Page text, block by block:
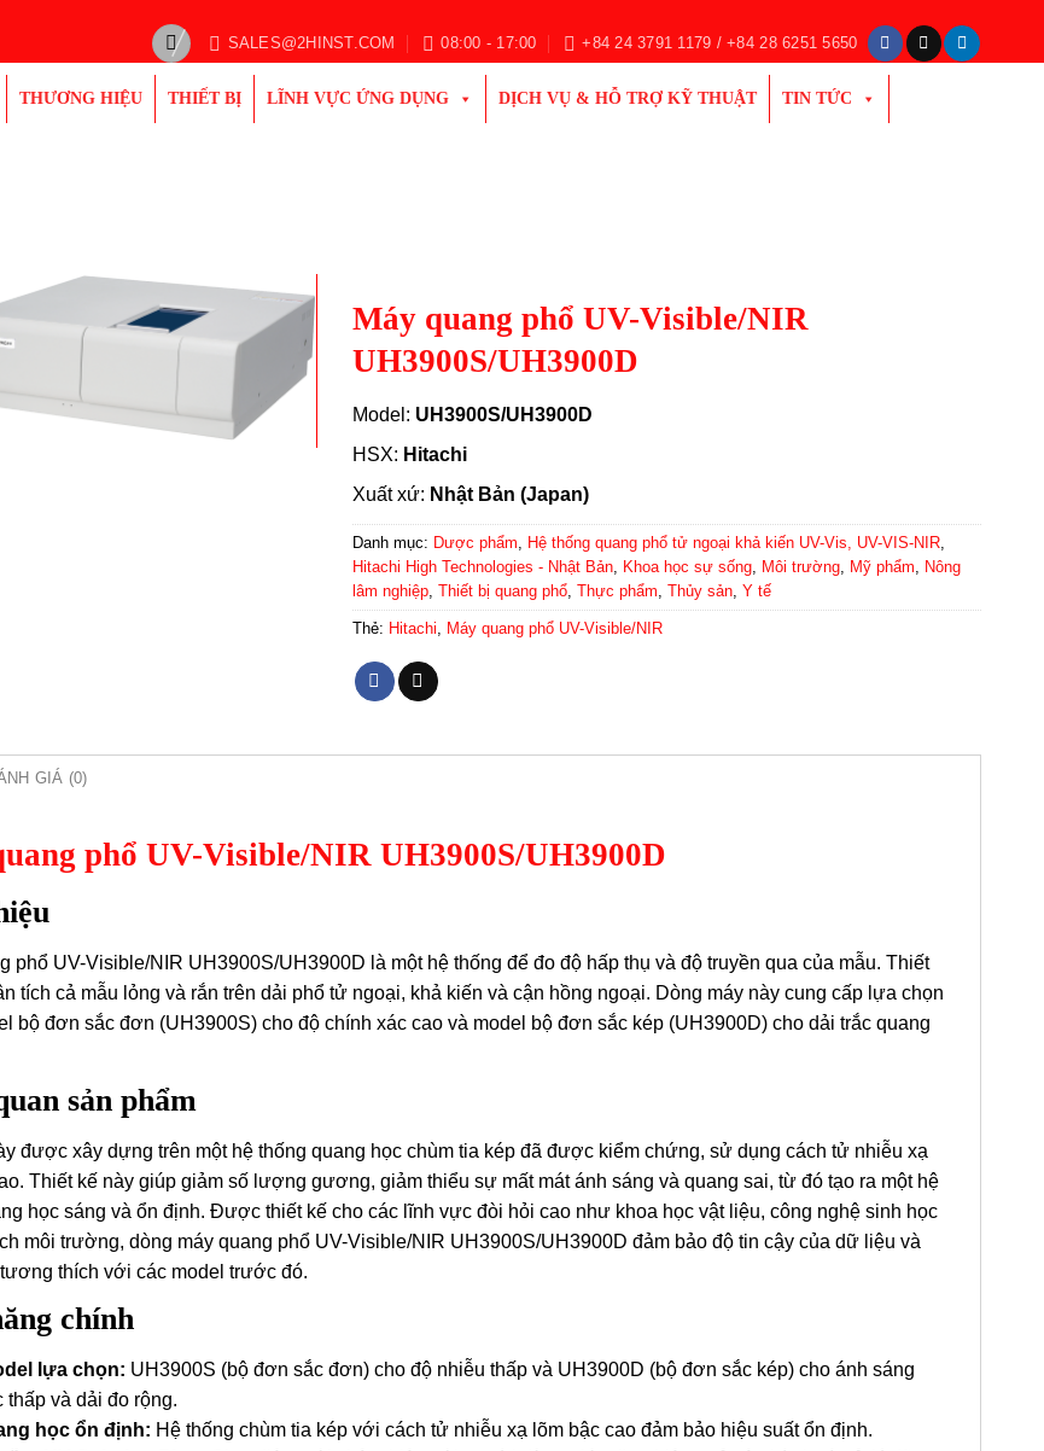
SALES@2HINST.COM 08:00 - 17:00 +84 24 3791 1179 / +84 28 6251 5650
THƯƠNG HIỆU THIẾT BỊ LĨNH VỰC ỨNG DỤNG DỊCH VỤ & HỖ TRỢ KỸ THUẬT TIN TỨC
Máy quang phổ UV-Visible/NIR
UH3900S/UH3900D
Model: UH3900S/UH3900D
HSX: Hitachi
Xuất xứ: Nhật Bản (Japan)
Danh mục: Dược phẩm Hệ thống quang phổ tử ngoại khả kiến UV-Vis, UV-VIS-NIR
Hitachi High Technologies - Nhật Bản Khoa học sự sống Môi trường Mỹ phẩm
Nông
lâm nghiệp ,Thiết bị quang phổ ,Thực phẩm ,Thủy sản ,Y tế
Thẻ: Hitachi Máy quang phổ UV-Visible/NIR
GIÁ (0)
phổ UV-Visible/NIR UH3900S/UH3900D
phổ UV-Visible/NIR UH3900S/UH3900D là một hệ thống để đo độ hấp thụ và độ truyền qua của mẫu. Thiết
tích cả mẫu lỏng và rắn trên dải phổ tử ngoại, khả kiến và cận hồng ngoại. Dòng máy này cung cấp lựa chọn
bộ đơn sắc đơn (UH3900S) cho độ chính xác cao và model bộ đơn sắc kép (UH3900D) cho dải trắc quang
sản phẩm
được xây dựng trên một hệ thống quang học chùm tia kép đã được kiểm chứng, sử dụng cách tử nhiễu xạ
Thiết kế này giúp giảm số lượng gương, giảm thiểu sự mất mát ánh sáng và quang sai, từ đó tạo ra một hệ
học sáng và ổn định. Được thiết kế cho các lĩnh vực đòi hỏi cao như khoa học vật liệu, công nghệ sinh học
môi trường, dòng máy quang phổ UV-Visible/NIR UH3900S/UH3900D đảm bảo độ tin cậy của dữ liệu và
thích với các model trước đó.
chính
lựa chọn: UH3900S (bộ đơn sắc đơn) cho độ nhiễu thấp và UH3900D (bộ đơn sắc kép) cho ánh sáng
thấp và dải đo rộng.
học ổn định: Hệ thống chùm tia kép với cách tử nhiễu xạ lõm bậc cao đảm bảo hiệu suất ổn định.